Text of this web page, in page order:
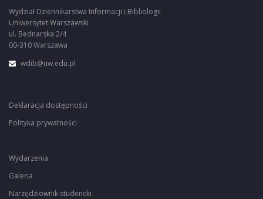
Wydział Dziennikarstwa Informacji i Bibliologii
Uniwersytet Warszawski
ul. Bednarska 2/4
00-310 Warszawa
wdib@uw.edu.pl
Deklaracja dostępności
Polityka prywatności
Wydarzenia
Galeria
Narzędziownik studencki